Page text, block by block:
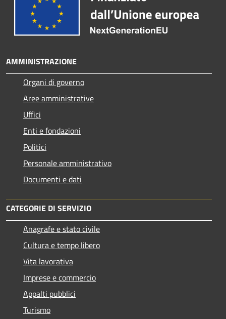
AMMINISTRAZIONE
Organi di governo
Aree amministrative
Uffici
Enti e fondazioni
Politici
Personale amministrativo
Documenti e dati
CATEGORIE DI SERVIZIO
Anagrafe e stato civile
Cultura e tempo libero
Vita lavorativa
Imprese e commercio
Appalti pubblici
Turismo